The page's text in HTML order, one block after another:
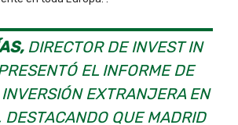
DIRECTOR DE INVEST IN
EL INFORME DE
EXTRANJERA EN
DESTACANDO QUE MADRID